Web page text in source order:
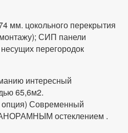
мм. цокольного перекрытия
СИП панели
перегородок
интересный
65,6м2.
опция) Современный
остеклением .